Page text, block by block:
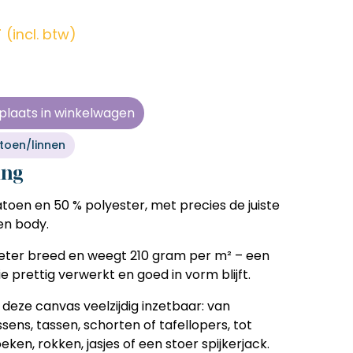
(incl. btw)
plaats in winkelwagen
linnen
en 50 % polyester, met precies de juiste
body.
breeden weegt 210 gram per m² – een
prettig verwerkt en goed in vorm blijft.
canvasveelzijdig inzetbaar: van
tassen, schorten of tafellopers, tot
rokken, jasjes of een stoer spijkerjack.
zonder
tijd
en
zonder
tijd
en
zonder
tijd
en
zonder
tijd
en